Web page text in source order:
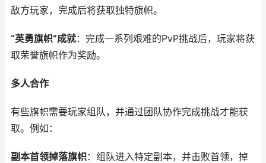
敌方玩家，完成后将获取独特旗帜。
“英勇旗帜”成就：完成一系列艰难的PvP挑战后，玩家将获
取荣誉旗帜作为奖励。
多人合作
有些旗帜需要玩家组队，并通过团队协作完成挑战才能获
取。例如：
副本首领掉落旗帜：组队进入特定副本，并击败首领，掉